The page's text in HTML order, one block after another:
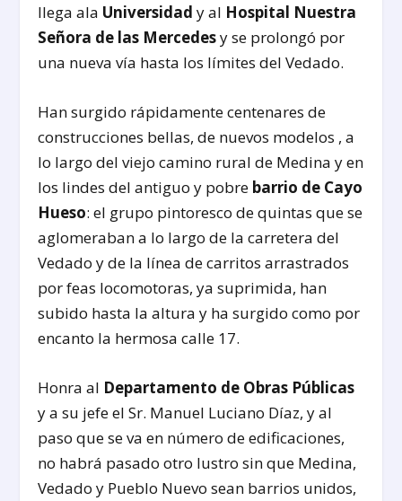
llega ala Universidady al Hospital Nuestra
Señora de las Mercedesy se prolongó por
una nueva vía hasta los límites del Vedado.
Han surgido rápidamente centenares de
construcciones bellas, de nuevos modelos , a
lo largo del viejo camino rural de Medina y en
los lindes del antiguo y pobre barrio de Cayo
Hueso: el grupo pintoresco de quintas que se
aglomeraban a lo largo de la carretera del
Vedado y de la línea de carritos arrastrados
por feas locomotoras, ya suprimida, han
subido hasta la altura y ha surgido como por
encanto la hermosa calle 17.
Honra al Departamento de Obras Públicas
y a su jefe el Sr. Manuel Luciano Díaz, y al
paso que se va en número de edificaciones,
no habrá pasado otro lustro sin que Medina,
Vedado y Pueblo Nuevo sean barrios unidos,